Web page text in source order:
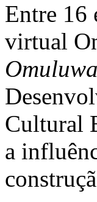
Entre 16
virtual
Cultural
a